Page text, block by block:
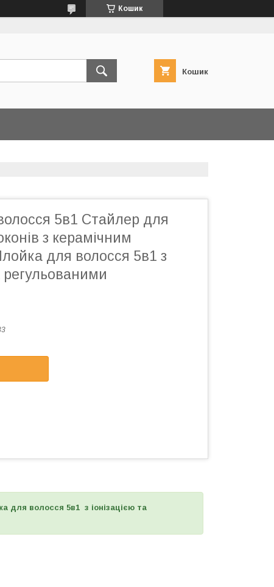
Кошик
Кошик
5в1 Стайлер для
з керамічним
для волосся 5в1 з
регульованими
для волосся 5в1 з іонізацією та